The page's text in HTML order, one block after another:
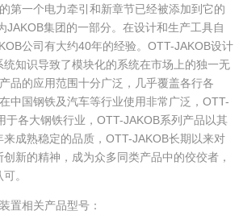
第一个电力牵引和新章节已经被添加到它的
JAKOB集团的一部分。在设计和生产工具自
公司有大约40年的经验。OTT-JAKOB设计
知识导致了模块化的系统在市场上的独一无
品的应用范围十分广泛，几乎覆盖各行各
中国钢铁及汽车等行业使用非常广泛，OTT-
于各大钢铁行业，OTT-JAKOB系列产品以其
成熟稳定的品质，OTT-JAKOB长期以来对
新的精神，成为众多同类产品中的佼佼者，
。
相关产品型号：